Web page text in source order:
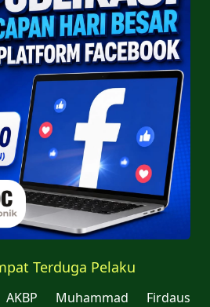
Terduga Pelaku
Muhammad Firdaus